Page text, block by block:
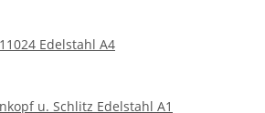
Edelstahl A4